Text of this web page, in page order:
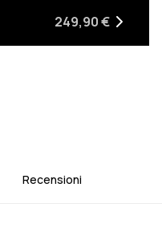
249,90 €
Recensioni